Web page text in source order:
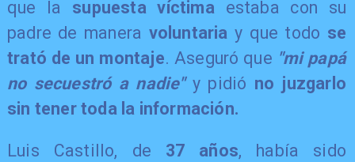
que la supuesta víctima estaba con su
padre de manera voluntaria y que todo se
trató de un montaje. Aseguró que "mi papá
no secuestró a nadie"y pidió no juzgarlo
sin tener toda la información.
​Luis Castillo, de 37 años, había sido